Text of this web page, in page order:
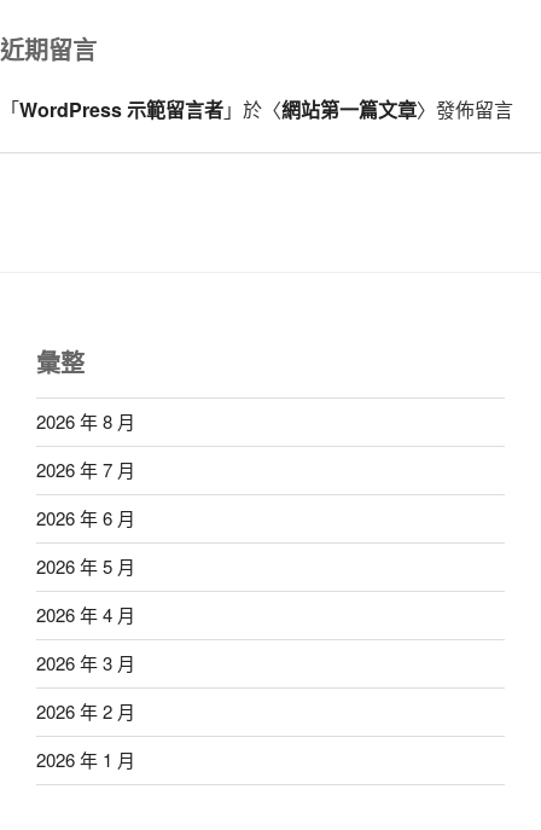
近期留言
「WordPress 示範留言者」於〈網站第一篇文章〉發佈留言
彙整
2026 年 8 月
2026 年 7 月
2026 年 6 月
2026 年 5 月
2026 年 4 月
2026 年 3 月
2026 年 2 月
2026 年 1 月